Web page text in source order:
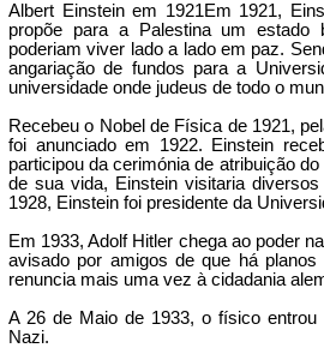
Albert Einstein em 1921Em 1921,
propõe para a Palestina um estado
poderiam viver lado a lado em paz.
angariação de fundos para a
universidade onde judeus de todo o
Recebeu o Nobel de Física de 1921,
foi anunciado em 1922. Einstein
participou da cerimónia de atribuição
de sua vida, Einstein visitaria
1928, Einstein foi presidente da
Em 1933, Adolf Hitler chega ao poder
avisado por amigos de que há
renuncia mais uma vez à cidadania
A 26 de Maio de 1933, o físico
Nazi.